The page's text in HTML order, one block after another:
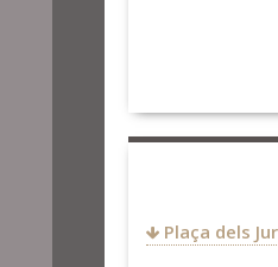
Plaça dels